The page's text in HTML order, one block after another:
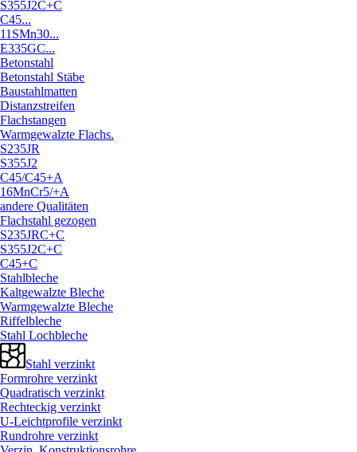
S355J2C+C
C45...
11SMn30...
E335GC...
Betonstahl
Betonstahl Stäbe
Baustahlmatten
Distanzstreifen
Flachstangen
Warmgewalzte Flachs.
S235JR
S355J2
C45/C45+A
16MnCr5/+A
andere Qualitäten
Flachstahl gezogen
S235JRC+C
S355J2C+C
C45+C
Stahlbleche
Kaltgewalzte Bleche
Warmgewalzte Bleche
Riffelbleche
Stahl Lochbleche
Stahl verzinkt
Formrohre verzinkt
Quadratisch verzinkt
Rechteckig verzinkt
U-Leichtprofile verzinkt
Rundrohre verzinkt